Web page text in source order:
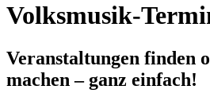
Volksmusik-
Veranstaltungen finden
machen – ganz einfach!